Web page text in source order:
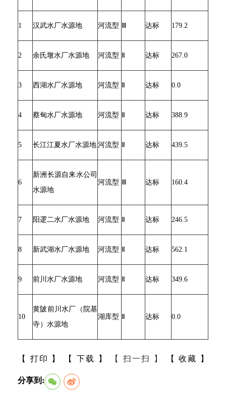
1 汉武水厂水源地 河流型 达标 179.2
2 余氏墩水厂水源地 河流型 达标 267.0
3 西湖水厂水源地 河流型 达标 0.0
4 蔡甸水厂水源地 河流型 达标 388.9
5 长江江夏水厂水源地 河流型 达标 439.5
6
新洲长源自来水公司
水源地
河流型 达标 160.4
7 阳逻二水厂水源地 河流型 达标 246.5
8 新武湖水厂水源地 河流型 达标 562.1
9 前川水厂水源地 河流型 达标 349.6
10
黄陂前川水厂（院基
寺）水源地
湖库型 达标 0.0
【 打印 】 【 下载 】 【 扫一扫 】 【 收藏 】
分享到: